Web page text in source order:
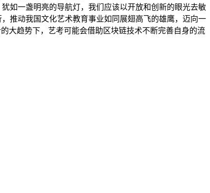
如一盏明亮的导航灯，我们应该以开放和创新的眼光去敏
推动我国文化艺术教育事业如同展翅高飞的雄鹰，迈向一
大趋势下，艺考可能会借助区块链技术不断完善自身的流